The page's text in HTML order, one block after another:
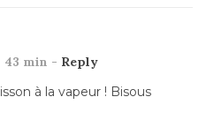
43 min - Reply
à la vapeur ! Bisous